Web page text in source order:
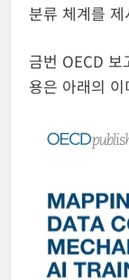
분류 체계를
금번 OECD
용은 아래의